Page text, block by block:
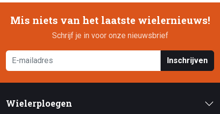
Mis niets van het laatste wielernieuws!
Schrijf je in voor onze nieuwsbrief
Inschrijven
Wielerploegen